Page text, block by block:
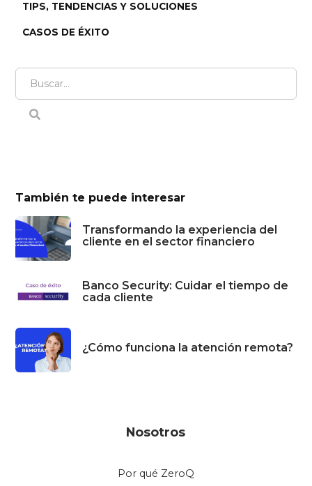
TIPS, TENDENCIAS Y SOLUCIONES
CASOS DE ÉXITO
También te puede interesar
Transformando la experiencia del
cliente en el sector financiero
Banco Security: Cuidar el tiempo de
cada cliente
¿Cómo funciona la atención remota?
Nosotros
Por qué ZeroQ